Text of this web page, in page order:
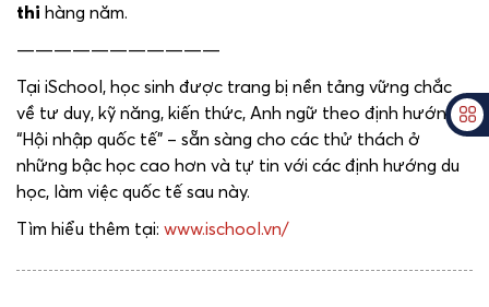
thi hàng năm.
———————————
Tại iSchool, học sinh được trang bị nền tảng vững chắc
về tư duy, kỹ năng, kiến thức, Anh ngữ theo định hướng
“Hội nhập quốc tế” – sẵn sàng cho các thử thách ở
những bậc học cao hơn và tự tin với các định hướng du
học, làm việc quốc tế sau này.
Tìm hiểu thêm tại: www.ischool.vn/